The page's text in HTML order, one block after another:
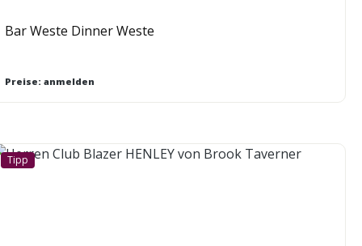
Bar Weste Dinner Weste
Preise: anmelden
Tipp